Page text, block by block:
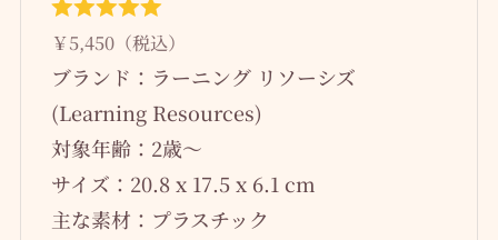
￥5,450（税込）
ブランド：ラーニング リソーシズ
(Learning Resources)
対象年齢：2歳～
サイズ：20.8 x 17.5 x 6.1 cm
主な素材：プラスチック